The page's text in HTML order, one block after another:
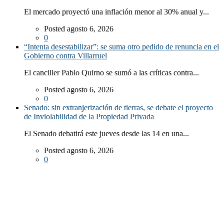
El mercado proyectó una inflación menor al 30% anual y...
Posted agosto 6, 2026
0
“Intenta desestabilizar”: se suma otro pedido de renuncia en el
Gobierno contra Villarruel
El canciller Pablo Quirno se sumó a las críticas contra...
Posted agosto 6, 2026
0
Senado: sin extranjerización de tierras, se debate el proyecto
de Inviolabilidad de la Propiedad Privada
El Senado debatirá este jueves desde las 14 en una...
Posted agosto 6, 2026
0